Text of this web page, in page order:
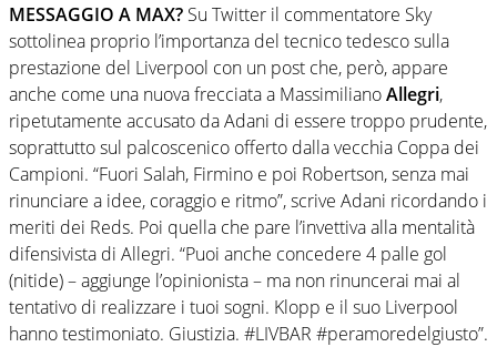
MESSAGGIO A MAX? Su Twitter il commentatore Sky
sottolinea proprio l’importanza del tecnico tedesco sulla
prestazione del Liverpool con un post che, però, appare
anche come una nuova frecciata a MassimilianoAllegri,
ripetutamente accusato da Adani di essere troppo prudente,
soprattutto sul palcoscenico offerto dalla vecchia Coppa dei
Campioni. “Fuori Salah, Firmino e poi Robertson, senza mai
rinunciare a idee, coraggio e ritmo”, scrive Adani ricordando i
meriti dei Reds. Poi quella che pare l’invettiva alla mentalità
difensivista di Allegri. “Puoi anche concedere 4 palle gol
(nitide) – aggiunge l’opinionista – ma non rinuncerai mai al
tentativo di realizzare i tuoi sogni. Klopp e il suo Liverpool
hanno testimoniato. Giustizia. #LIVBAR #peramoredelgiusto”.